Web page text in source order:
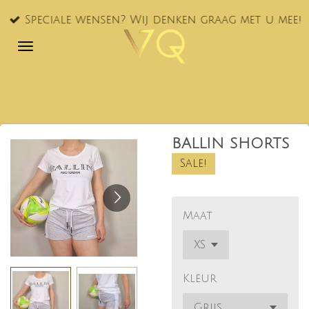
Ga
naar
Speciale wensen? Wij denken graag met u mee!
BALLIN SHORTS
Sale!
Maat
Kleur